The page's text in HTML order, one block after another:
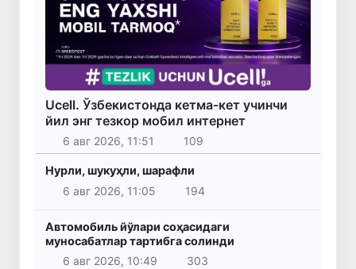
Ucell. Ўзбекистонда кетма-кет учинчи
йил энг тезкор мобил интернет
6 авг 2026, 11:51 109
Нурли, шукуҳли, шарафли
6 авг 2026, 11:05
194
Автомобиль йўлари соҳасидаги
муносабатлар тартибга солинди
6 авг 2026, 10:49
303